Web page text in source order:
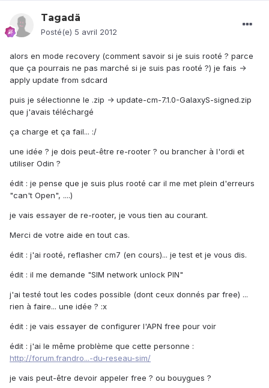
Tagadä
Posté(e) 5 avril 2012
alors en mode recovery (comment savoir si je suis rooté ? parce
que ça pourrais ne pas marché si je suis pas rooté ?) je fais ->
apply update from sdcard
puis je sélectionne le .zip -> update-cm-7.1.0-GalaxyS-signed.zip
que j'avais téléchargé
ça charge et ça fail... :/
une idée ? je dois peut-être re-rooter ? ou brancher à l'ordi et
utiliser Odin ?
édit : je pense que je suis plus rooté car il me met plein d'erreurs
"can't Open", ....)
je vais essayer de re-rooter, je vous tien au courant.
Merci de votre aide en tout cas.
édit : j'ai rooté, reflasher cm7 (en cours)... je test et je vous dis.
édit : il me demande "SIM network unlock PIN"
j'ai testé tout les codes possible (dont ceux donnés par free) ...
rien à faire... une idée ? :x
édit : je vais essayer de configurer l'APN free pour voir
édit : j'ai le même problème que cette personne :
http://forum.frandro...-du-reseau-sim/
je vais peut-être devoir appeler free ? ou bouygues ?